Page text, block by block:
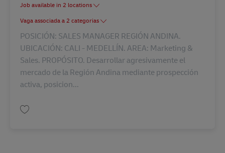
Job available in 2 locations
Vaga associada a 2 categorias
POSICIÓN: SALES MANAGER REGIÓN ANDINA.
UBICACIÓN: CALI - MEDELLÍN. AREA: Marketing &
Sales. PROPÓSITO. Desarrollar agresivamente el
mercado de la Región Andina mediante prospección
activa, posicion...